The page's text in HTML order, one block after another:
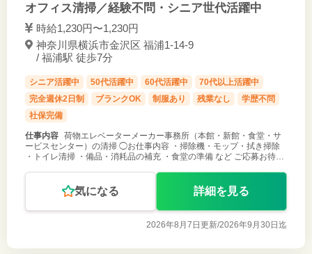
オフィス清掃／経験不問・シニア世代活躍中
時給1,230円〜1,230円
神奈川県横浜市金沢区 福浦1-14-9
/ 福浦駅 徒歩7分
シニア活躍中 50代活躍中 60代活躍中
70代以上活躍中
完全週休2日制
ブランクOK 制服あり 残業なし
学歴不問
社保完備
仕事内容 荷物エレベーターメーカー事務所（本館・新館・食堂・サ
ービスセンター）の清掃 ◯お仕事内容 ・掃除機・モップ・拭き掃除
・トイレ清掃 ・備品・消耗品の補充 ・食堂の準備 など ご応募お待ち
気になる 詳細を見る
2026年8月7日更新/2026年9月30日迄